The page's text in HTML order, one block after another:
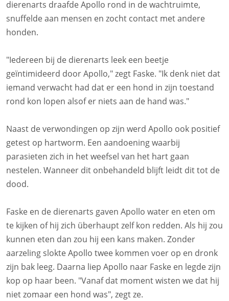
dierenarts draafde Apollo rond in de wachtruimte,
snuffelde aan mensen en zocht contact met andere
honden.
"Iedereen bij de dierenarts leek een beetje
geïntimideerd door Apollo," zegt Faske. "Ik denk niet dat
iemand verwacht had dat er een hond in zijn toestand
rond kon lopen alsof er niets aan de hand was."
Naast de verwondingen op zijn werd Apollo ook positief
getest op hartworm. Een aandoening waarbij
parasieten zich in het weefsel van het hart gaan
nestelen. Wanneer dit onbehandeld blijft leidt dit tot de
dood.
Faske en de dierenarts gaven Apollo water en eten om
te kijken of hij zich überhaupt zelf kon redden. Als hij zou
kunnen eten dan zou hij een kans maken. Zonder
aarzeling slokte Apollo twee kommen voer op en dronk
zijn bak leeg. Daarna liep Apollo naar Faske en legde zijn
kop op haar been. "Vanaf dat moment wisten we dat hij
niet zomaar een hond was", zegt ze.